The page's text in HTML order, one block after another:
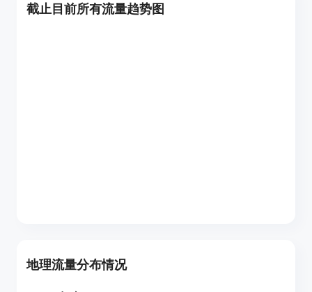
截止目前所有流量趋势图
地理流量分布情况